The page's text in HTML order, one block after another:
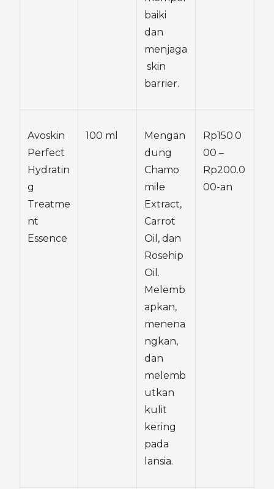
baiki
dan
menjaga
skin
barrier.
Avoskin
Perfect
Hydratin
g
Treatme
nt
Essence
100 ml
Mengan
dung
Chamo
mile
Extract,
Carrot
Oil, dan
Rosehip
Oil.
Melemb
apkan,
menena
ngkan,
dan
melemb
utkan
kulit
kering
pada
lansia.
Rp150.0
00 –
Rp200.0
00-an